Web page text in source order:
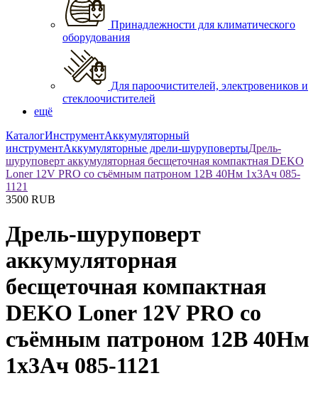
Принадлежности для климатического
оборудования
Для пароочистителей, электровеников и
стеклоочистителей
ещё
КаталогИнструментАккумуляторный
инструментАккумуляторные дрели-шуруповертыДрель-
шуруповерт аккумуляторная бесщеточная компактная DEKO
Loner 12V PRO со съёмным патроном 12В 40Нм 1x3Ач 085-
1121
3500 RUB
Дрель-шуруповерт
аккумуляторная
бесщеточная компактная
DEKO Loner 12V PRO со
съёмным патроном 12В 40Нм
1x3Ач 085-1121